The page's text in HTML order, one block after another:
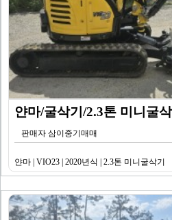
얀마/굴삭기/2.3톤 미니굴
판매자 삼이중기매매
얀마 | VIO23 | 2020년식 | 2.3톤 미니굴삭기